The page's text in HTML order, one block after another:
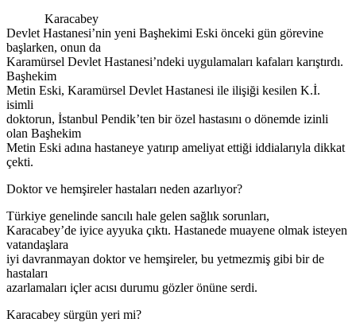
Karacabey
Devlet Hastanesi’nin yeni Başhekimi Eski önceki gün görevine
başlarken, onun da
Karamürsel Devlet Hastanesi’ndeki uygulamaları kafaları karıştırdı.
Başhekim
Metin Eski, Karamürsel Devlet Hastanesi ile ilişiği kesilen K.İ.
isimli
doktorun, İstanbul Pendik’ten bir özel hastasını o dönemde izinli
olan Başhekim
Metin Eski adına hastaneye yatırıp ameliyat ettiği iddialarıyla dikkat
çekti.
Doktor ve hemşireler hastaları neden azarlıyor?
Türkiye genelinde sancılı hale gelen sağlık sorunları,
Karacabey’de iyice ayyuka çıktı. Hastanede muayene olmak isteyen
vatandaşlara
iyi davranmayan doktor ve hemşireler, bu yetmezmiş gibi bir de
hastaları
azarlamaları içler acısı durumu gözler önüne serdi.
Karacabey sürgün yeri mi?